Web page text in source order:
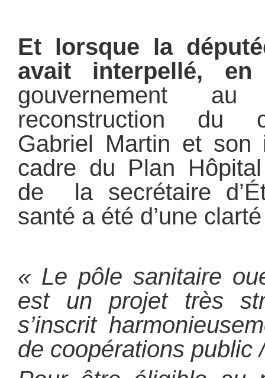
Et lorsque la
avait interpellé,
gouvernement
reconstruction du
Gabriel Martin et son
cadre du Plan
de la secrétaire
santé a été d’une
« Le pôle sanitaire
est un projet très
s’inscrit
de coopérations